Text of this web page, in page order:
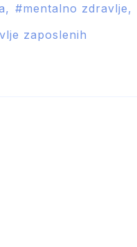
mentalno zdravlje
zaposlenih